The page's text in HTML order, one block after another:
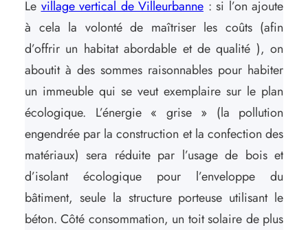
Le village vertical de Villeurbanne : si l’on ajoute
à cela la volonté de maîtriser les coûts (afin
d’offrir un habitat abordable et de qualité ), on
aboutit à des sommes raisonnables pour habiter
un immeuble qui se veut exemplaire sur le plan
écologique. L’énergie « grise » (la pollution
engendrée par la construction et la confection des
matériaux) sera réduite par l’usage de bois et
d’isolant écologique pour l’enveloppe du
bâtiment, seule la structure porteuse utilisant le
béton. Côté consommation, un toit solaire de plus